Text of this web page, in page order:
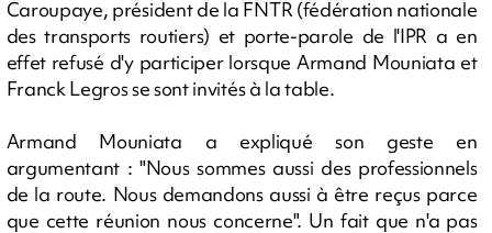
Caroupaye, président de la FNTR (fédération nationale
des transports routiers) et porte-parole de l'IPR a en
effet refusé d'y participer lorsque Armand Mouniata et
Franck Legros se sont invités à la table.
Armand Mouniata a expliqué son geste en
argumentant : "Nous sommes aussi des professionnels
de la route. Nous demandons aussi à être reçus parce
que cette réunion nous concerne". Un fait que n'a pas